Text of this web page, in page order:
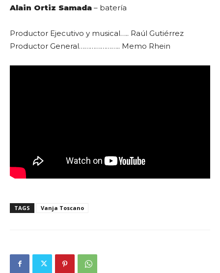
Alain Ortiz Samada – batería
Productor Ejecutivo y musical….. Raúl Gutiérrez
Productor General………………….. Memo Rhein
TAGS Vanja Toscano